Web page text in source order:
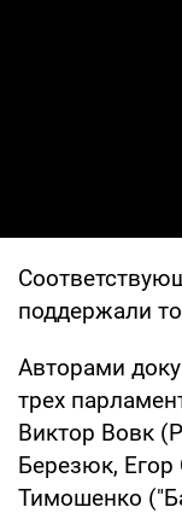
поддержали
Авторами
трех
Виктор Вовк
Березюк,
Тимошенко